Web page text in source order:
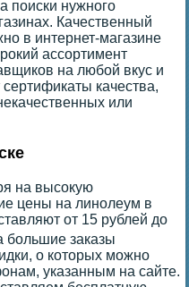
поиски нужного
Качественный
в интернет-магазине
ассортимент
на любой вкус и
качества,
или
на высокую
цены на линолеум в
от 15 рублей до
большие заказы
о которых можно
указанным на сайте.